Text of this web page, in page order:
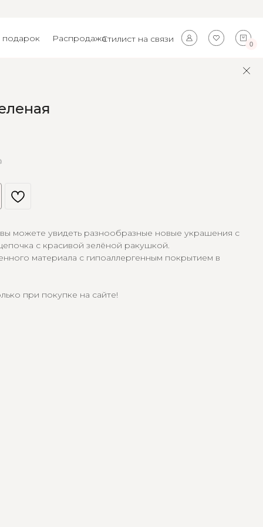
0
Стилист на связи
Распродажа
можете увидеть разнообразные новые украшения с
с красивой зелёной ракушкой.
материала с гипоаллергенным покрытием в
при покупке на сайте!